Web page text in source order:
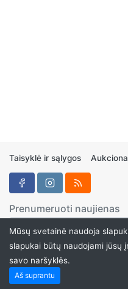
Taisyklė ir sąlygos
Prenumeruoti naujienas
Mūsų svetainė naudoja
slapukai būtų naudojami jūsų
savo naršyklės.
Aš suprantu